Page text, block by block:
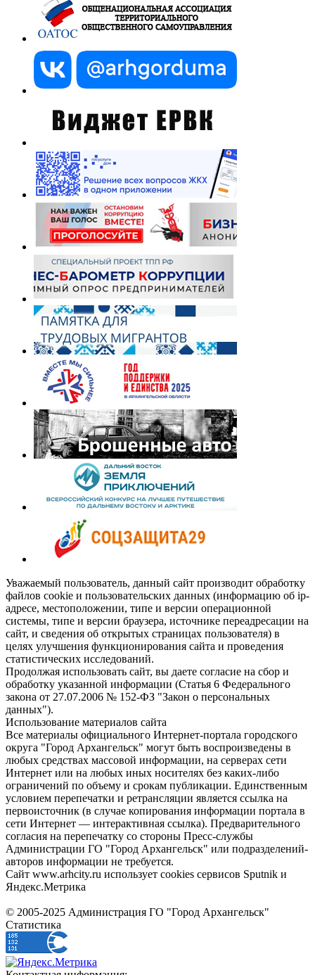
Уважаемый пользователь, данный сайт производит обработку
файлов cookie и пользовательских данных (информацию об ip-
адресе, местоположении, типе и версии операционной
системы, типе и версии браузера, источнике переадресации на
сайт, и сведения об открытых страницах пользователя) в
целях улучшения функционирования сайта и проведения
статистических исследований.
Продолжая использовать сайт, вы даете согласие на сбор и
обработку указанной информации (Статья 6 Федерального
закона от 27.07.2006 № 152-ФЗ "Закон о персональных
данных").
Использование материалов сайта
Все материалы официального Интернет-портала городского
округа "Город Архангельск" могут быть воспроизведены в
любых средствах массовой информации, на серверах сети
Интернет или на любых иных носителях без каких-либо
ограничений по объему и срокам публикации. Единственным
условием перепечатки и ретрансляции является ссылка на
первоисточник (в случае копирования информации портала в
сети Интернет — интерактивная ссылка). Предварительного
согласия на перепечатку со стороны Пресс-службы
Администрации ГО "Город Архангельск" или подразделений-
авторов информации не требуется.
Сайт www.arhcity.ru использует cookies сервисов Sputnik и
Яндекс.Метрика
© 2005-2025 Администрация ГО "Город Архангельск"
Статистика